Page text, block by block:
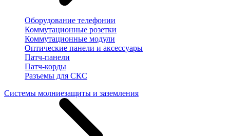
Оборудование телефонии
Коммутационные розетки
Коммутационные модули
Оптические панели и аксессуары
Патч-панели
Патч-корды
Разъемы для СКС
Системы молниезащиты и заземления